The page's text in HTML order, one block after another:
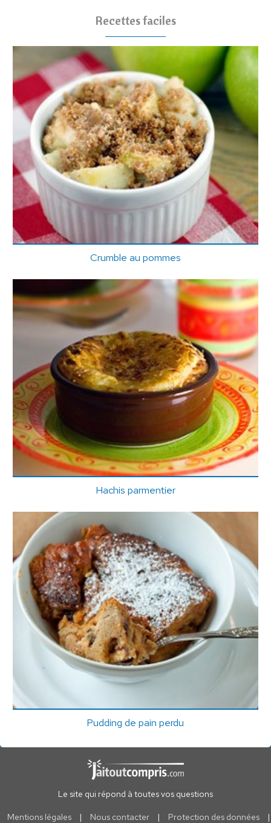
Recettes faciles
Crumble au pommes
Hachis parmentier
Pudding de pain perdu
Le site qui répond à toutes vos questions
Mentions légales | Nous contacter | Protection des données |